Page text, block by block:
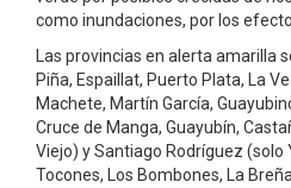
como inundaciones, por los
Las provincias en alerta amarilla
Piña, Espaillat, Puerto Plata, La
Machete, Martín García,
Cruce de Manga, Guayubín,
Viejo) y Santiago Rodríguez (solo
Tocones, Los Bombones, La